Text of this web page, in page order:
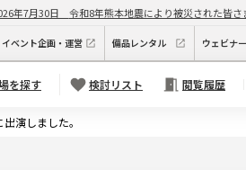
年7月30日 令和8年熊本地震により被災された皆さ
イベント企画・運営 備品レンタル ウェビナ
を探す 検討リスト 閲覧履歴
演しました。